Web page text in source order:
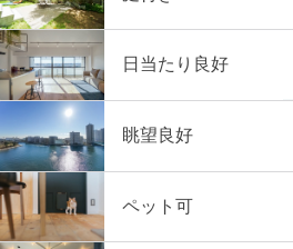
日当たり良好
眺望良好
ペット可